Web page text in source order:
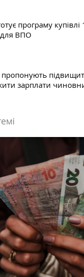
програму
для ВПО
пропонують
зарплати